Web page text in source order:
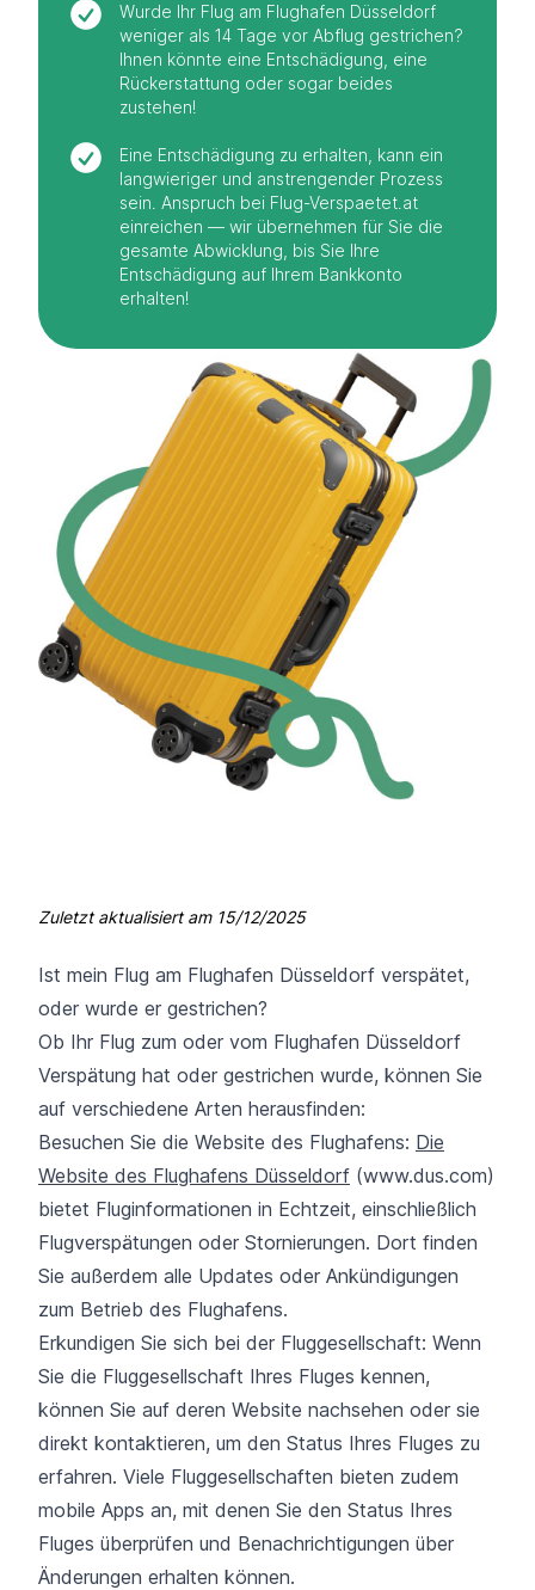
Wurde Ihr Flug am Flughafen Düsseldorf
weniger als 14 Tage vor Abflug gestrichen?
Ihnen könnte eine Entschädigung, eine
Rückerstattung oder sogar beides
zustehen!
Eine Entschädigung zu erhalten, kann ein
langwieriger und anstrengender Prozess
sein. Anspruch bei Flug-Verspaetet.at
einreichen — wir übernehmen für Sie die
gesamte Abwicklung, bis Sie Ihre
Entschädigung auf Ihrem Bankkonto
erhalten!
Zuletzt aktualisiert am 15/12/2025
Ist mein Flug am Flughafen Düsseldorf verspätet,
oder wurde er gestrichen?
Ob Ihr Flug zum oder vom Flughafen Düsseldorf
Verspätung hat oder gestrichen wurde, können Sie
auf verschiedene Arten herausfinden:
Besuchen Sie die Website des Flughafens: Die
Website des Flughafens Düsseldorf (www.dus.com)
bietet Fluginformationen in Echtzeit, einschließlich
Flugverspätungen oder Stornierungen. Dort finden
Sie außerdem alle Updates oder Ankündigungen
zum Betrieb des Flughafens.
Erkundigen Sie sich bei der Fluggesellschaft: Wenn
Sie die Fluggesellschaft Ihres Fluges kennen,
können Sie auf deren Website nachsehen oder sie
direkt kontaktieren, um den Status Ihres Fluges zu
erfahren. Viele Fluggesellschaften bieten zudem
mobile Apps an, mit denen Sie den Status Ihres
Fluges überprüfen und Benachrichtigungen über
Änderungen erhalten können.